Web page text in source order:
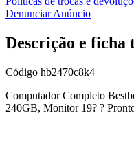
Denunciar Anúncio
Descrição e ficha
Código hb2470c8k4
Computador Completo
240GB, Monitor 19? ?